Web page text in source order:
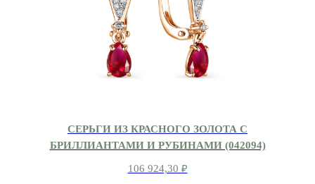
СЕРЬГИ ИЗ КРАСНОГО ЗОЛОТА С
БРИЛЛИАНТАМИ И РУБИНАМИ (042094)
106 924,30 ₽